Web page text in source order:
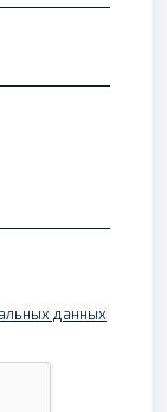
данных